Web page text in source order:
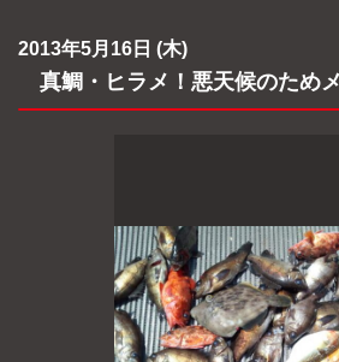
船舶概要
プライバシーポリシー
お問い合わせ
2013年5月16日 (木)
真鯛・ヒラメ！悪天候のため